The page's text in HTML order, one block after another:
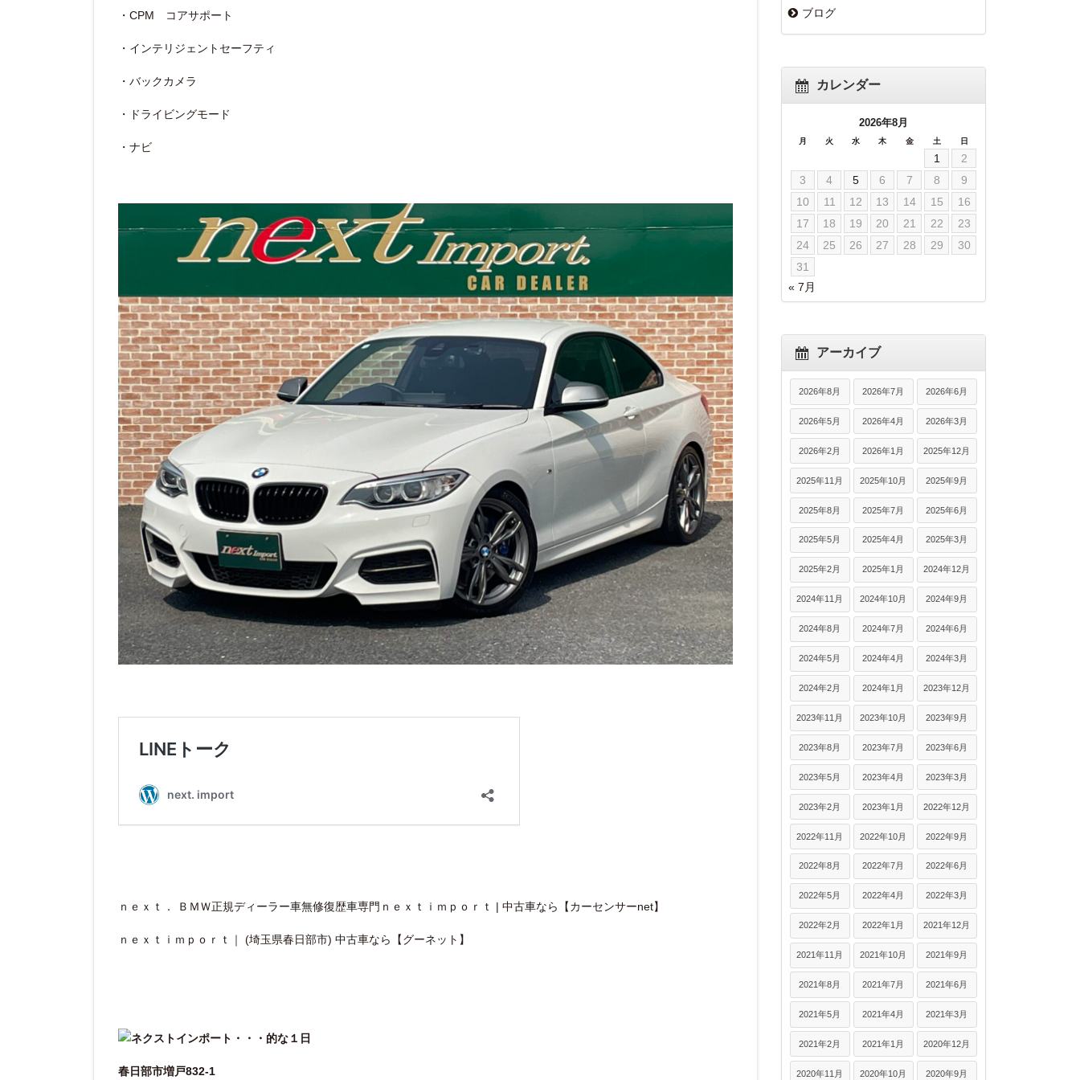
・CPM コアサポート
・インテリジェントセーフティ
・バックカメラ
・ドライビングモード
・ナビ
ｎｅｘｔ． ＢＭＷ正規ディーラー車無修復歴車専門ｎｅｘｔｉｍｐｏｒｔ | 中古車なら【カーセンサーnet】
ｎｅｘｔｉｍｐｏｒｔ｜ (埼玉県春日部市) 中古車なら【グーネット】
春日部市増戸832-1
ブログ
カレンダー
2026年8月
月 火 水 木 金 土 日
1
2
3
4 5 6 7 8
9
10
11 12 13 14 15
16
17
18 19 20 21 22
23
24
25 26 27 28 29
30
31
« 7月
アーカイブ
2026年8月 2026年7月 2026年6月
2026年5月 2026年4月 2026年3月
2026年2月 2026年1月 2025年12月
2025年11月 2025年10月 2025年9月
2025年8月 2025年7月 2025年6月
2025年5月 2025年4月 2025年3月
2025年2月 2025年1月 2024年12月
2024年11月 2024年10月 2024年9月
2024年8月 2024年7月 2024年6月
2024年5月 2024年4月 2024年3月
2024年2月 2024年1月 2023年12月
2023年11月 2023年10月 2023年9月
2023年8月 2023年7月 2023年6月
2023年5月 2023年4月 2023年3月
2023年2月 2023年1月 2022年12月
2022年11月 2022年10月 2022年9月
2022年8月 2022年7月 2022年6月
2022年5月 2022年4月 2022年3月
2022年2月 2022年1月 2021年12月
2021年11月 2021年10月 2021年9月
2021年8月 2021年7月 2021年6月
2021年5月 2021年4月 2021年3月
2021年2月 2021年1月 2020年12月
2020年11月 2020年10月 2020年9月